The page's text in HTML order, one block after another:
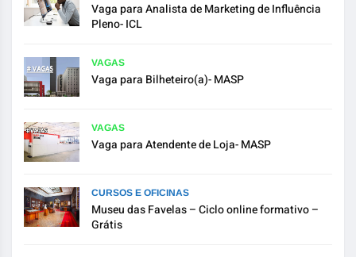
Vaga para Analista de Marketing de Influência
Pleno- ICL
VAGAS
Vaga para Bilheteiro(a)- MASP
VAGAS
Vaga para Atendente de Loja- MASP
CURSOS E OFICINAS
Museu das Favelas – Ciclo online formativo –
Grátis